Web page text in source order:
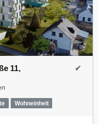
11,
Wohneinheit
✔